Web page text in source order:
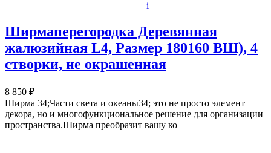
i
Ширмаперегородка Деревянная
жалюзийная L4, Размер 180160 ВШ), 4
створки, не окрашенная
8 850 ₽
Ширма 34;Части света и океаны34; это не просто элемент
декора, но и многофункциональное решение для организации
пространства.Ширма преобразит вашу ко